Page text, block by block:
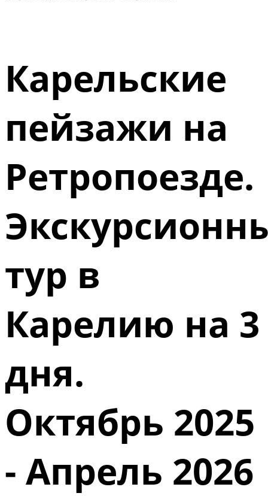
Карельские
пейзажи на
Ретропоезде.
тур в
Карелию на 3
дня.
Октябрь 2025
- Апрель 2026